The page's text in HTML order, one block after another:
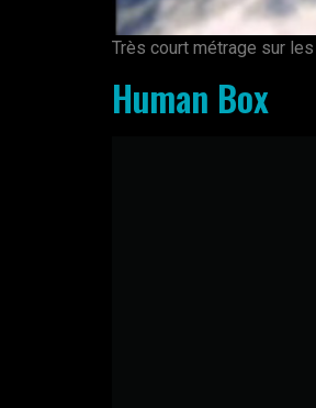
Très court métrage sur
Human Box